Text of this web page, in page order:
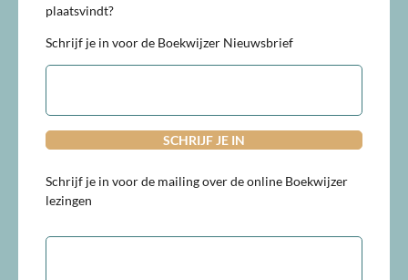
plaatsvindt?
Schrijf je in voor de Boekwijzer Nieuwsbrief
E-
Schrijf je in voor de mailing over de online Boekwijzer
lezingen
E-